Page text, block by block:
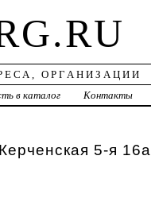
ОРГАНИЗАЦИИ
в каталог Контакты
5-я 16а